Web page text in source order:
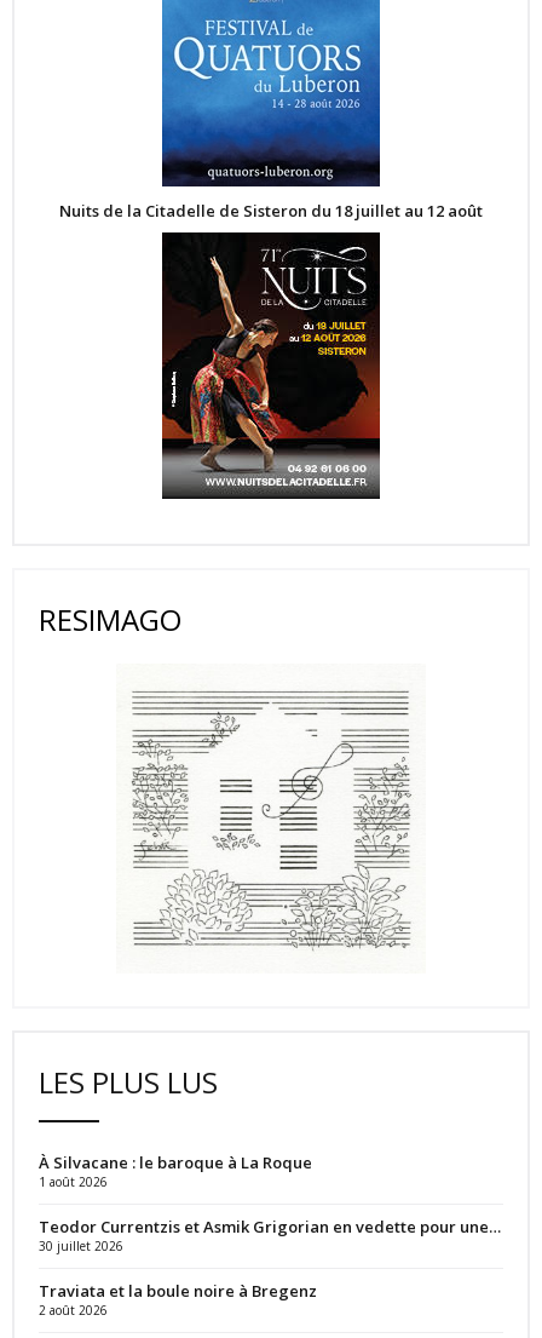
Nuits de la Citadelle de Sisteron du 18 juillet au 12 août
RESIMAGO
LES PLUS LUS
À Silvacane : le baroque à La Roque
1 août 2026
Teodor Currentzis et Asmik Grigorian en vedette pour une…
30 juillet 2026
Traviata et la boule noire à Bregenz
2 août 2026